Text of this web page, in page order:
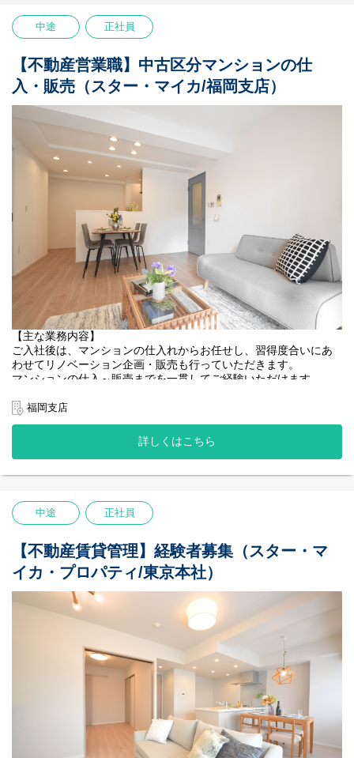
■リノベーション企画・販売（販売事業部）
入居者様が退去した後の物件を再販売するために、リノベーショ
などを行っていただきます。
・周辺環境やマーケット調査、リノベーションの企画立案、販売
・施工協力会社との現場調査、見積書精査、工程管理管理
・物件販売資料の作成、不動産仲介会社様への販促活動
・販売物件の契約、引渡し業務 など
■変更の範囲
当社の定める業務全般
【勤務地】
首都圏での採用を予定しております。
初任地は下記本社、支店いずれかの配属となります。
・東京本社：東京都港区虎ノ門4-3-1城山トラストタワー28階
・横浜支店：神奈川県横浜市神奈川区金港町6-3 横浜金港町ビル
7F
※総合職での採用となるため、将来的には全国転勤の可能性もご
ざいます。
＜POINT＞
◆顧客への営業活動は、仕入・販売依頼先の不動産仲介会社様が
行います。
◆歩合、ノルマはありません。※部署目標及び個人目標はござい
◆ジョブローテーション制度で幅広い業務経験が可能。リノベー
ションマンションのプロフェッショナルを目指すことができま
【社風／環境】
『不動産会社“らしくない”社風』
して、組織として成長していくことを大切にしています。新卒で
も中途でも、「チームワークで働くこと」に共感をして集まった
日頃から社員同士のコミュニケーションを大切にしており、月に
一度のシャッフルランチという企画では、部署や年次を超えたメ
ンバー同士の交流を深めています。
『ワークライフバランス』
ITを活用して作業効率を上げる取り組みを行っており、全社の平
均月残業時間は約15時間程度となっております。また、フレック
スタイム制度を導入しており、繁忙期や閑散期に合わせて働く時
間を効率的に配分することができ、メリハリのある働き方をして
不動産会社では珍しく女性社員が多いこと（男女比5：5）も当社
の特徴で、子育てと仕事を両立しながら活躍している社員が多く
として確固たる地位を築いています。
-・-・-・-・-・-・-・-・-・-・-・-・-・-・-・-・-・-・-・-・-・-・-
【業務内容】
戦略事業部とは、主に1棟収益物件（マンション）／高級区分マン
ションの
投資・運用及び保有物件等のアセットマネジメントを行っている
グループ全体の戦略的投資を実行している投資チームと
保有物件のアセットマネジメント業務を行っているAMチームの2
チームで構成されています。
今回は投資チームで主に不動産仲介会社様を訪問しての1棟収益物
件（マンション）／高級区分マンションの情報収集や金額交渉、
契約決済業務などを行っていただきます。
・不動産仲介会社様へ物件情報のヒアリング～情報取得～物件評
価
・内見・現地調査
・販売戦略（リノベーション等のプランニング/価格設定）の検
討、購入判断
・不動産仲介会社様への金額交渉
・購入成約物件の契約、決済業務 など
■社風／環境：
『不動産会社“らしくない”社風』
して、組織として成長していくことを大切にしています。新卒で
も中途でも、「チームワークで働くこと」に共感をして集まった
メンバーが多いため、社内で自然と助け合いが生まれます。
日頃から社員同士のコミュニケーションを大切にしており、月に
『ワークライフバランス』
ITを活用して作業効率を上げる取り組みを行っており、全社の平
スタイム制度を導入しており、繁忙期や閑散期に合わせて働く時
間を効率的に配分することができ、メリハリのある働き方をして
います。
不動産会社では珍しく女性社員が多いこと（男女比5：5）も当社
の特徴で、子育てと仕事を両立しながら活躍している社員が多く
在籍しております。
中途 正社員
【不動産営業職】中古区分マンションの仕
入・販売（スター・マイカ/福岡支店）
【主な業務内容】
ご入社後は、マンションの仕入れからお任せし、習得度合いにあ
わせてリノベーション企画・販売も行っていただきます。
マンションの仕入～販売までを一貫してご経験いただけます。
■マンションの仕入れ
主に不動産仲介会社様を訪問しての情報収集や金額交渉、契約決
済業務などを行っていただきます。
・不動産仲介会社様へ物件情報のヒアリング
・内見・現地調査
・販売戦略（リノベーションのプランニング/価格設定）の検討、
・不動産仲介会社様への金額交渉
・購入成約物件の契約、決済業務
■リノベーション企画・販売
入居者様が退去した後の物件を再販売するために、リノベーショ
ンの企画、周辺環境やマーケット調査、販売物件の契約決済業務
などを行っていただきます。
・周辺環境やマーケット調査、リノベーションの企画立案、販売
・施工協力会社との現場調査、見積書精査、工程管理管理
・物件販売資料の作成、不動産仲介会社様への販促活動
・販売物件の契約、引渡し業務
※顧客への営業活動は、仕入・販売依頼先の不動産仲介会社様が
※歩合、ノルマはありません。
福岡支店
詳しくはこちら
中途 正社員
【不動産賃貸管理】経験者募集（スター・マ
イカ・プロパティ/東京本社）